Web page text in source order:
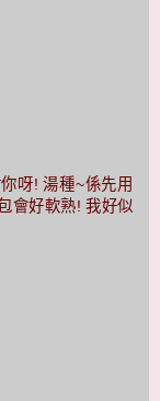
呀! 湯種~係先用
會好軟熟! 我好似